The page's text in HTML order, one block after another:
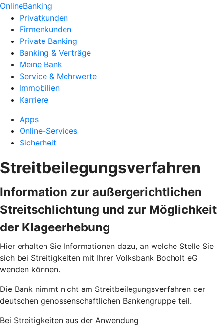
OnlineBanking
Privatkunden
Firmenkunden
Private Banking
Banking & Verträge
Meine Bank
Service & Mehrwerte
Immobilien
Karriere
Apps
Online-Services
Sicherheit
Streitbeilegungsverfahren
Information zur außergerichtlichen
Streitschlichtung und zur Möglichkeit
der Klageerhebung
Hier erhalten Sie Informationen dazu, an welche Stelle Sie
sich bei Streitigkeiten mit Ihrer Volksbank Bocholt eG
wenden können.
Die Bank nimmt nicht am Streitbeilegungsverfahren der
deutschen genossenschaftlichen Bankengruppe teil.
Bei Streitigkeiten aus der Anwendung